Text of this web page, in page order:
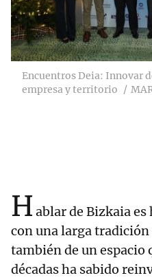
Encuentros Deia: Innovar
empresa y territorio
H ablar de Bizkaia
con una larga
también de un espacio
décadas ha sabido